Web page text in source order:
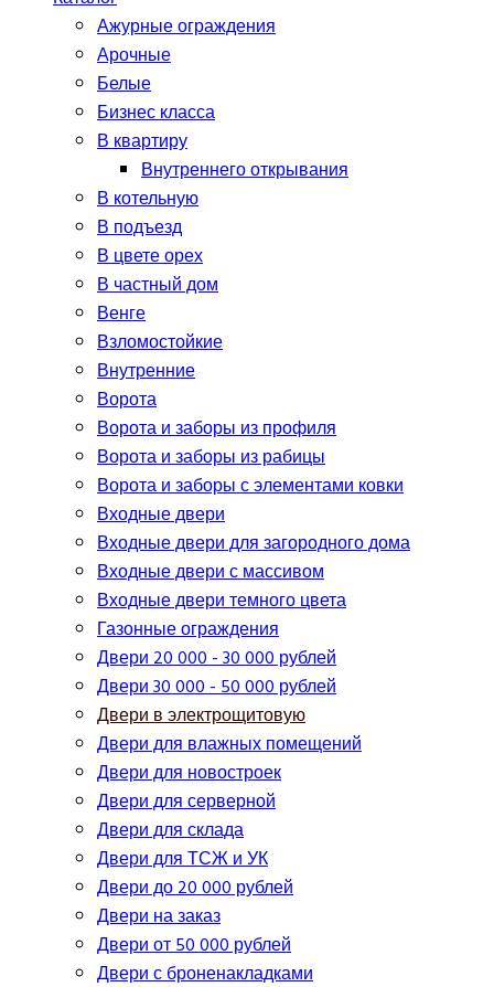
Ажурные ограждения
Арочные
Белые
Бизнес класса
В квартиру
Внутреннего открывания
В котельную
В подъезд
В цвете орех
В частный дом
Венге
Взломостойкие
Внутренние
Ворота
Ворота и заборы из профиля
Ворота и заборы из рабицы
Ворота и заборы с элементами ковки
Входные двери
Входные двери для загородного дома
Входные двери с массивом
Входные двери темного цвета
Газонные ограждения
Двери 20 000 - 30 000 рублей
Двери 30 000 - 50 000 рублей
Двери в электрощитовую
Двери для влажных помещений
Двери для новостроек
Двери для серверной
Двери для склада
Двери для ТСЖ и УК
Двери до 20 000 рублей
Двери на заказ
Двери от 50 000 рублей
Двери с броненакладками